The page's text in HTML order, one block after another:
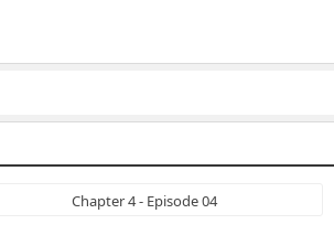
Chapter 4 - Episode 04